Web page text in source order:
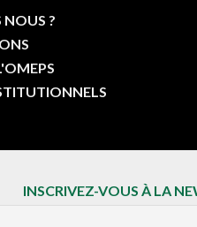
?
INSCRIVEZ-VOUS À LA